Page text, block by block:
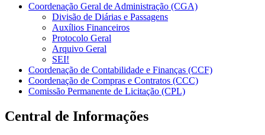
Coordenação Geral de Administração (CGA)
Divisão de Diárias e Passagens
Auxílios Financeiros
Protocolo Geral
Arquivo Geral
SEI!
Coordenação de Contabilidade e Finanças (CCF)
Coordenação de Compras e Contratos (CCC)
Comissão Permanente de Licitação (CPL)
Central de Informações